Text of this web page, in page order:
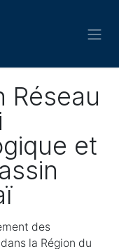
Réseau
et
des
la Région du